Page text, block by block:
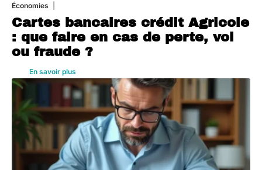
Économies
Cartes bancaires crédit Agricole
: que faire en cas de perte, vol
ou fraude ?
En savoir plus